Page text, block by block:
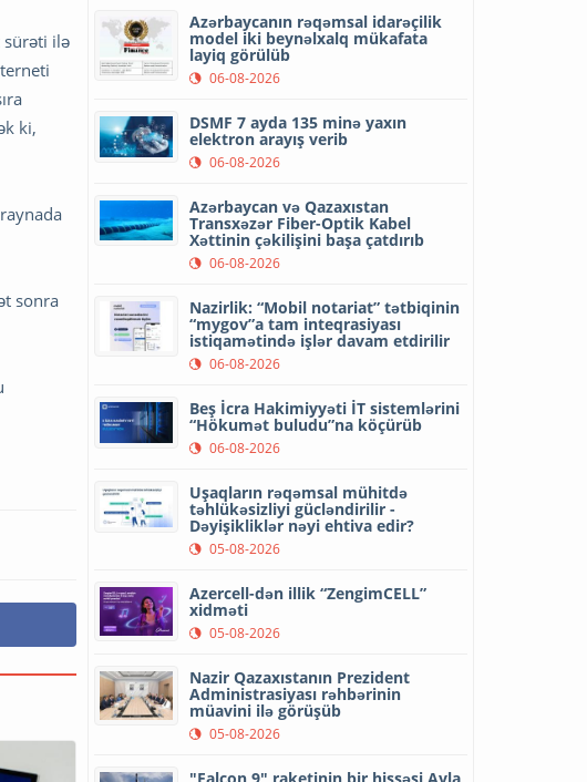
sürəti ilə
ki,
sonra
Azərbaycanın rəqəmsal idarəçilik
model iki beynəlxalq mükafata
layiq görülüb
06-08-2026
DSMF 7 ayda 135 minə yaxın
elektron arayış verib
06-08-2026
Azərbaycan və Qazaxıstan
Transxəzər Fiber-Optik Kabel
Xəttinin çəkilişini başa çatdırıb
06-08-2026
Nazirlik: “Mobil notariat” tətbiqinin
“mygov”a tam inteqrasiyası
istiqamətində işlər davam etdirilir
06-08-2026
Beş İcra Hakimiyyəti İT sistemlərini
“Hökumət buludu”na köçürüb
06-08-2026
Uşaqların rəqəmsal mühitdə
təhlükəsizliyi gücləndirilir -
Dəyişikliklər nəyi ehtiva edir?
05-08-2026
Azercell-dən illik “ZengimCELL”
xidməti
05-08-2026
Nazir Qazaxıstanın Prezident
Administrasiyası rəhbərinin
müavini ilə görüşüb
05-08-2026
"Falcon 9" raketinin bir hissəsi Ayla